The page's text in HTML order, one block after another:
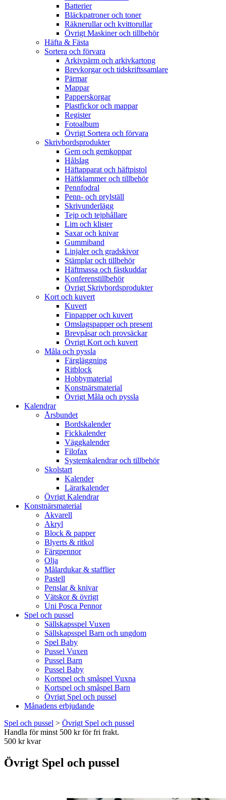
Batterier
Bläckpatroner och toner
Räknerullar och kvittorullar
Övrigt Maskiner och tillbehör
Häfta & Fästa
Sortera och förvara
Arkivpärm och arkivkartong
Brevkorgar och tidskriftssamlare
Pärmar
Mappar
Papperskorgar
Plastfickor och mappar
Register
Fotoalbum
Övrigt Sortera och förvara
Skrivbordsprodukter
Gem och gemkoppar
Hålslag
Häftapparat och häftpistol
Häftklammer och tillbehör
Pennfodral
Penn- och prylställ
Skrivunderlägg
Tejp och tejphållare
Lim och klister
Saxar och knivar
Gummiband
Linjaler och gradskivor
Stämplar och tillbehör
Häftmassa och fästkuddar
Konferenstillbehör
Övrigt Skrivbordsprodukter
Kort och kuvert
Kuvert
Finpapper och kuvert
Omslagspapper och present
Brevpåsar och provsäckar
Övrigt Kort och kuvert
Måla och pyssla
Färgläggning
Ritblock
Hobbymaterial
Konstnärsmaterial
Övrigt Måla och pyssla
Kalendrar
Årsbundet
Bordskalender
Fickkalender
Väggkalender
Filofax
Systemkalendrar och tillbehör
Skolstart
Kalender
Lärarkalender
Övrigt Kalendrar
Konstnärsmaterial
Akvarell
Akryl
Block & papper
Blyerts & ritkol
Färgpennor
Olja
Målardukar & stafflier
Pastell
Penslar & knivar
Vätskor & övrigt
Uni Posca Pennor
Spel och pussel
Sällskapsspel Vuxen
Sällskapsspel Barn och ungdom
Spel Baby
Pussel Vuxen
Pussel Barn
Pussel Baby
Kortspel och småspel Vuxna
Kortspel och småspel Barn
Övrigt Spel och pussel
Månadens erbjudande
Spel och pussel > Övrigt Spel och pussel
Handla för minst 500 kr för fri frakt.
500 kr kvar
Övrigt Spel och pussel